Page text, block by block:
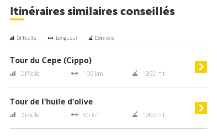
Itinéraires similaires conseillés
Difficulté Longueur Dénivelé
Tour du Cepe (Cippo)
Difficile 105 km 1850 mt
Tour de l'huile d'olive
Difficile 90 km 1200 mt